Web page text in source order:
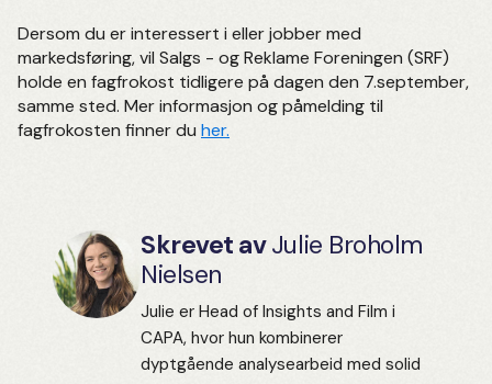
Dersom du er interessert i eller jobber med
markedsføring, vil Salgs - og Reklame Foreningen (SRF)
holde en fagfrokost tidligere på dagen den 7.september,
samme sted. Mer informasjon og påmelding til
fagfrokosten finner du her.
Skrevet avJulie Broholm
Nielsen
Julie er Head of Insights and Film i
CAPA, hvor hun kombinerer
dyptgående analysearbeid med solid